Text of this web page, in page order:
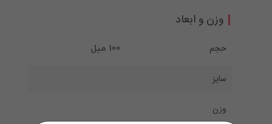
وزن و ابعاد
حجم 100 میل
سایز
وزن